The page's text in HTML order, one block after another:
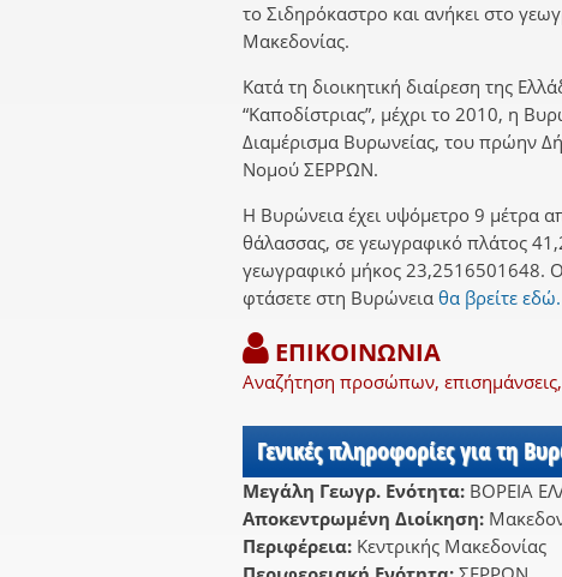
το Σιδηρόκαστρο και ανήκει στο
Μακεδονίας.
Κατά τη διοικητική διαίρεση της
“Καποδίστριας”, μέχρι το 2010, η
Διαμέρισμα Βυρωνείας, του πρώην
Νομού ΣΕΡΡΩΝ.
Η Βυρώνεια έχει υψόμετρο 9 μέτρα
θάλασσας, σε γεωγραφικό πλάτος
γεωγραφικό μήκος 23,2516501648.
φτάσετε στη Βυρώνεια θα βρείτε εδώ.
ΕΠΙΚΟΙΝΩΝΙΑ
Αναζήτηση προσώπων,
Γενικές πληροφορίες για τη
Μεγάλη Γεωγρ. Ενότητα: ΒΟΡΕΙΑ
Αποκεντρωμένη Διοίκηση:
Περιφέρεια: Κεντρικής Μακεδονίας